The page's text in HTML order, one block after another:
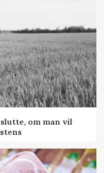
om man vil